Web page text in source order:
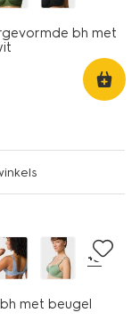
bh met
+3
met beugel